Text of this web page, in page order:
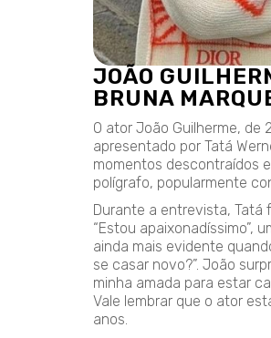
JOÃO
BRUNA
O ator João Guilherme, de
apresentado por Tatá
momentos descontraídos
polígrafo, popularmente
Durante a entrevista, Tatá
“Estou apaixonadíssimo”,
ainda mais evidente
se casar novo?”. João
minha amada para estar
Vale lembrar que o ator
anos.